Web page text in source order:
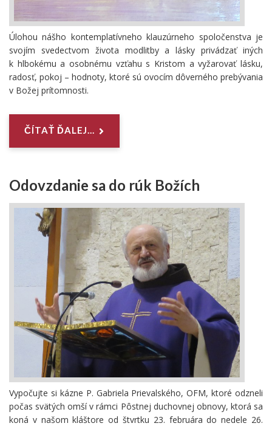
Úlohou nášho kontemplatívneho klauzúrneho spoločenstva je
svojím svedectvom života modlitby a lásky privádzať iných
k hlbokému a osobnému vzťahu s Kristom a vyžarovať lásku,
radosť, pokoj – hodnoty, ktoré sú ovocím dôverného prebývania
v Božej prítomnosti.
ČÍTAŤ ĎALEJ...
Odovzdanie sa do rúk Božích
Vypočujte si kázne P. Gabriela Prievalského, OFM, ktoré odzneli
počas svätých omší v rámci Pôstnej duchovnej obnovy, ktorá sa
koná v našom kláštore od štvrtku 23. februára do nedele 26.